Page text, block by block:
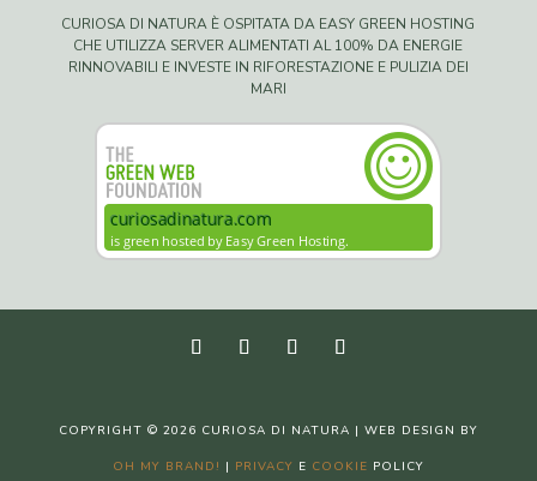
CURIOSA DI NATURA È OSPITATA DA EASY GREEN HOSTING
CHE UTILIZZA SERVER ALIMENTATI AL 100% DA ENERGIE
RINNOVABILI E INVESTE IN RIFORESTAZIONE E PULIZIA DEI
MARI
COPYRIGHT © 2026 CURIOSA DI NATURA | WEB DESIGN BY
OH MY BRAND! | PRIVACY E COOKIE POLICY